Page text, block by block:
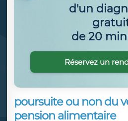
poursuite ou non du
pension alimentaire
d'un
de 20
Réservez un